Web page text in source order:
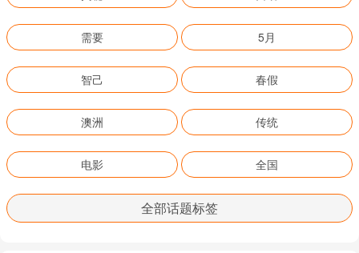
需要 5月
智己 春假
澳洲 传统
电影 全国
全部话题标签